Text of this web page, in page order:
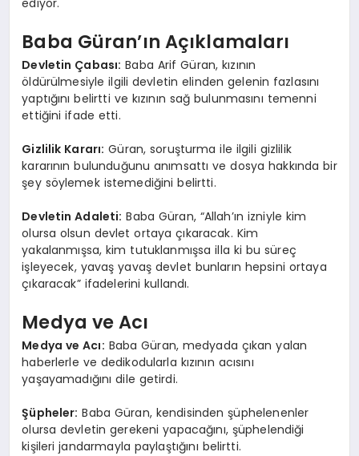
ediyor.
Baba Güran’ın Açıklamaları
Devletin Çabası: Baba Arif Güran, kızının
öldürülmesiyle ilgili devletin elinden gelenin fazlasını
yaptığını belirtti ve kızının sağ bulunmasını temenni
ettiğini ifade etti.
Gizlilik Kararı: Güran, soruşturma ile ilgili gizlilik
kararının bulunduğunu anımsattı ve dosya hakkında bir
şey söylemek istemediğini belirtti.
Devletin Adaleti: Baba Güran, “Allah’ın izniyle kim
olursa olsun devlet ortaya çıkaracak. Kim
yakalanmışsa, kim tutuklanmışsa illa ki bu süreç
işleyecek, yavaş yavaş devlet bunların hepsini ortaya
çıkaracak” ifadelerini kullandı.
Medya ve Acı
Medya ve Acı: Baba Güran, medyada çıkan yalan
haberlerle ve dedikodularla kızının acısını
yaşayamadığını dile getirdi.
Şüpheler: Baba Güran, kendisinden şüphelenenler
olursa devletin gerekeni yapacağını, şüphelendiği
kişileri jandarmayla paylaştığını belirtti.